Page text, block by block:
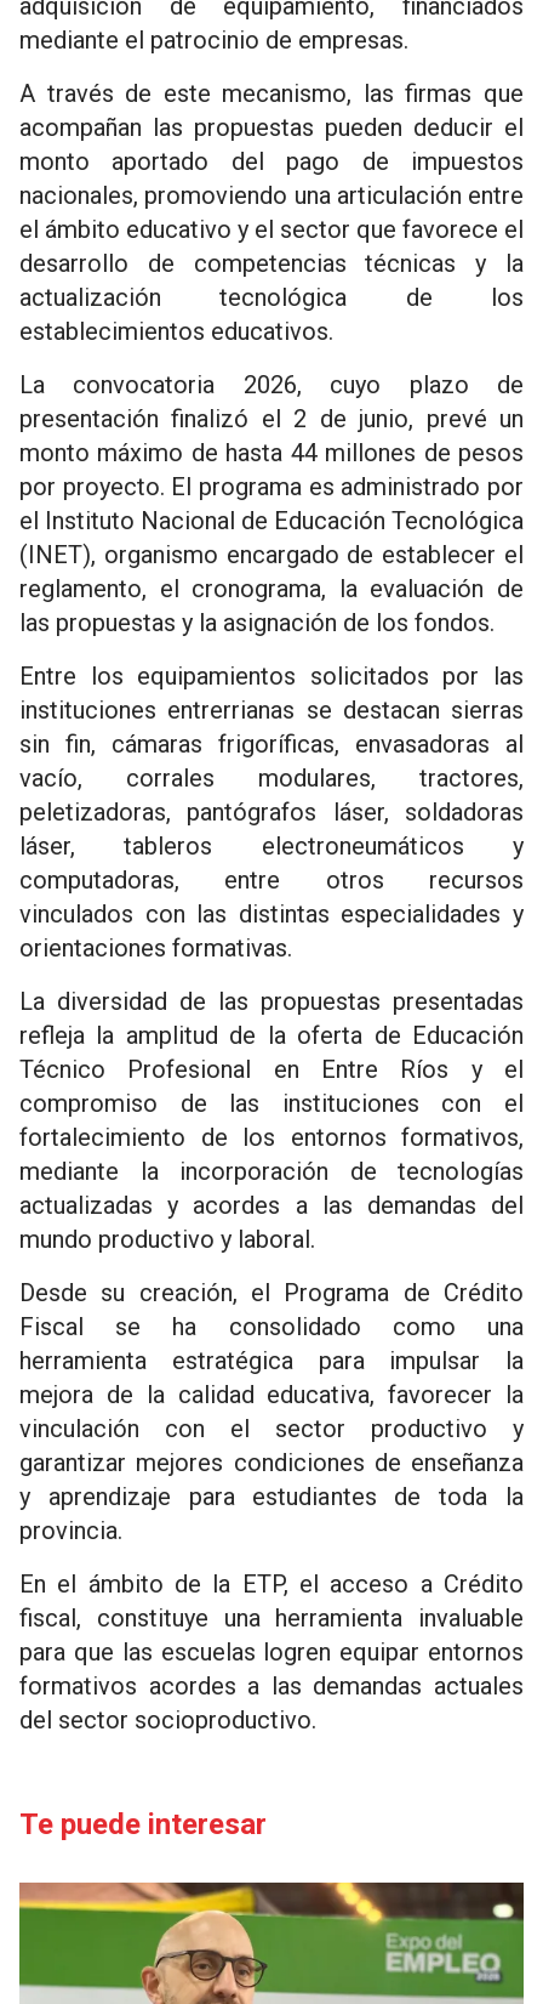
adquisición de equipamiento, financiados
mediante el patrocinio de empresas.
A través de este mecanismo, las firmas que
acompañan las propuestas pueden deducir el
monto aportado del pago de impuestos
nacionales, promoviendo una articulación entre
el ámbito educativo y el sector que favorece el
desarrollo de competencias técnicas y la
actualización tecnológica de los
establecimientos educativos.
La convocatoria 2026, cuyo plazo de
presentación finalizó el 2 de junio, prevé un
monto máximo de hasta 44 millones de pesos
por proyecto. El programa es administrado por
el Instituto Nacional de Educación Tecnológica
(INET), organismo encargado de establecer el
reglamento, el cronograma, la evaluación de
las propuestas y la asignación de los fondos.
Entre los equipamientos solicitados por las
instituciones entrerrianas se destacan sierras
sin fin, cámaras frigoríficas, envasadoras al
vacío, corrales modulares, tractores,
peletizadoras, pantógrafos láser, soldadoras
láser, tableros electroneumáticos y
computadoras, entre otros recursos
vinculados con las distintas especialidades y
orientaciones formativas.
La diversidad de las propuestas presentadas
refleja la amplitud de la oferta de Educación
Técnico Profesional en Entre Ríos y el
compromiso de las instituciones con el
fortalecimiento de los entornos formativos,
mediante la incorporación de tecnologías
actualizadas y acordes a las demandas del
mundo productivo y laboral.
Desde su creación, el Programa de Crédito
Fiscal se ha consolidado como una
herramienta estratégica para impulsar la
mejora de la calidad educativa, favorecer la
vinculación con el sector productivo y
garantizar mejores condiciones de enseñanza
y aprendizaje para estudiantes de toda la
provincia.
En el ámbito de la ETP, el acceso a Crédito
fiscal, constituye una herramienta invaluable
para que las escuelas logren equipar entornos
formativos acordes a las demandas actuales
del sector socioproductivo.
Te puede interesar